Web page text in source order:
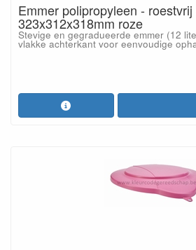
Emmer polipropyleen - roestvrij
323x312x318mm roze
Stevige en gegradueerde emmer (12
vlakke achterkant voor eenvoudige